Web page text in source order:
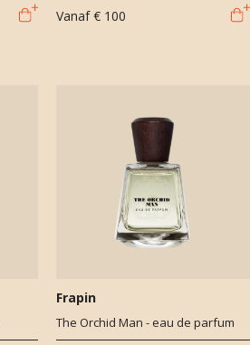
Vanaf € 100
Frapin
The Orchid Man - eau de parfum